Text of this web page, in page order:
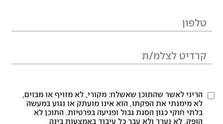
הריני לאשר שהתוכן שאשלח: מקורי, לא מזויף או מבוים,
לא מימנתי את הפקתו, הוא אינו מועתק או נגוע במעשה
בלתי חוקי כגון הסגת גבול ופגיעה בפרטיות. התוכן לא
הופק, לא נערך ולא עבר כל עיבוד באמצעות בינה